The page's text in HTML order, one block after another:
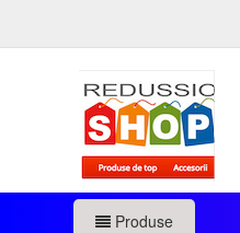
Produse